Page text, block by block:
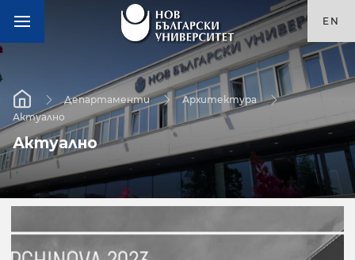
EN
Департаменти
Архитектура
Актуално
Актуално